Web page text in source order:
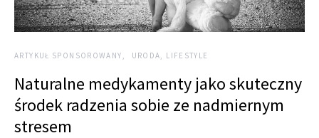
ARTYKUŁ SPONSOROWANY URODA, LIFESTYLE
Naturalne medykamenty jako skuteczny
środek radzenia sobie ze nadmiernym
stresem